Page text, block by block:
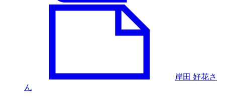
岸田 好花さ
ん